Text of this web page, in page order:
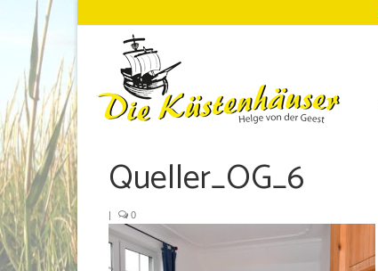
Queller_OG_6
| 0